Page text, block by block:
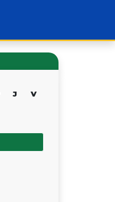
J V